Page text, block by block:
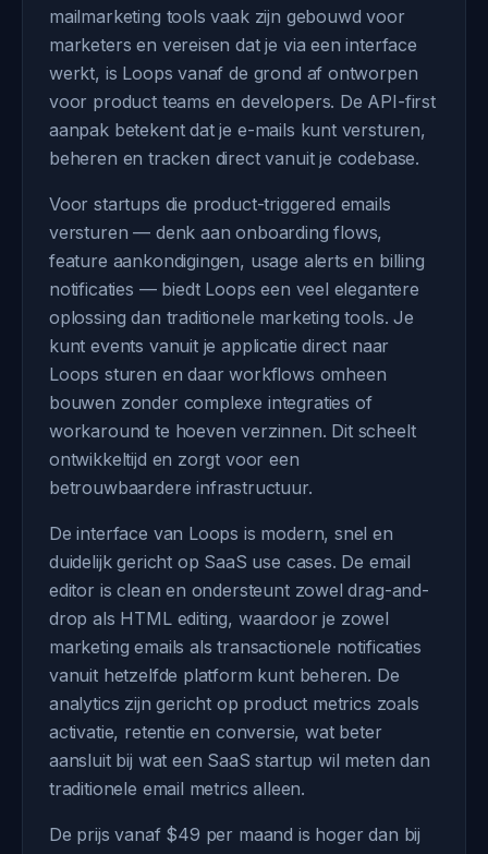
mailmarketing tools vaak zijn gebouwd voor
marketers en vereisen dat je via een interface
werkt, is Loops vanaf de grond af ontworpen
voor product teams en developers. De API-first
aanpak betekent dat je e-mails kunt versturen,
beheren en tracken direct vanuit je codebase.
Voor startups die product-triggered emails
versturen — denk aan onboarding flows,
feature aankondigingen, usage alerts en billing
notificaties — biedt Loops een veel elegantere
oplossing dan traditionele marketing tools. Je
kunt events vanuit je applicatie direct naar
Loops sturen en daar workflows omheen
bouwen zonder complexe integraties of
workaround te hoeven verzinnen. Dit scheelt
ontwikkeltijd en zorgt voor een
betrouwbaardere infrastructuur.
De interface van Loops is modern, snel en
duidelijk gericht op SaaS use cases. De email
editor is clean en ondersteunt zowel drag-and-
drop als HTML editing, waardoor je zowel
marketing emails als transactionele notificaties
vanuit hetzelfde platform kunt beheren. De
analytics zijn gericht op product metrics zoals
activatie, retentie en conversie, wat beter
aansluit bij wat een SaaS startup wil meten dan
traditionele email metrics alleen.
De prijs vanaf $49 per maand is hoger dan bij